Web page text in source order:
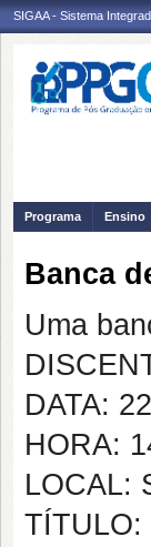
SIGAA - Sistema
Programa Ensino
Banca
Uma
DATA:
HORA:
LOCAL:
TÍTULO: